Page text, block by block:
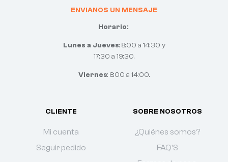
ENVIANOS UN MENSAJE
Horario:
Lunes a Jueves: 8:00 a 14:30 y
17:30 a 19:30.
Viernes: 8:00 a 14:00.
CLIENTE
Mi cuenta
Seguir pedido
SOBRE NOSOTROS
¿Quiénes somos?
FAQ'S